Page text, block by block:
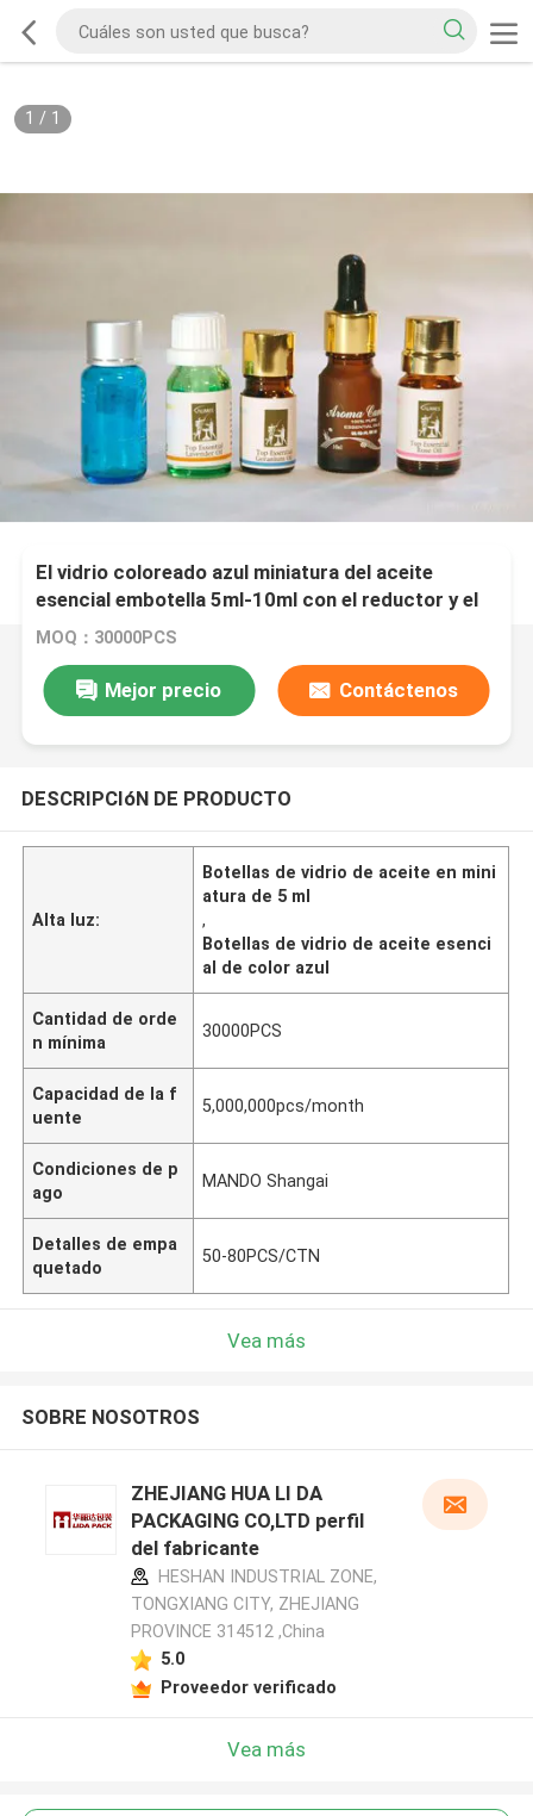
1 / 1
El vidrio coloreado azul miniatura del aceite
esencial embotella 5ml-10ml con el reductor y el
casquillo del orificio del PESO
MOQ：30000PCS
Mejor precio Contáctenos
DESCRIPCIóN DE PRODUCTO
Alta luz:
Botellas de vidrio de aceite en mini
atura de 5 ml
,
Botellas de vidrio de aceite esenci
al de color azul
Cantidad de orde
n mínima
30000PCS
Capacidad de la f
uente
5,000,000pcs/month
Condiciones de p
ago
MANDO Shangai
Detalles de empa
quetado
50-80PCS/CTN
Vea más
SOBRE NOSOTROS
ZHEJIANG HUA LI DA
PACKAGING CO,LTD perfil
del fabricante
HESHAN INDUSTRIAL ZONE,
TONGXIANG CITY, ZHEJIANG
PROVINCE 314512 ,China
5.0
Proveedor verificado
Vea más